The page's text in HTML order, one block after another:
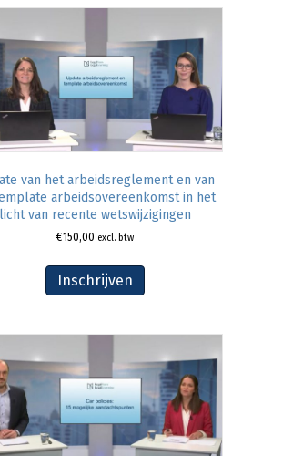
van het arbeidsreglement en van
arbeidsovereenkomst in het
licht van recente wetswijzigingen
€150,00 excl. btw
Inschrijven